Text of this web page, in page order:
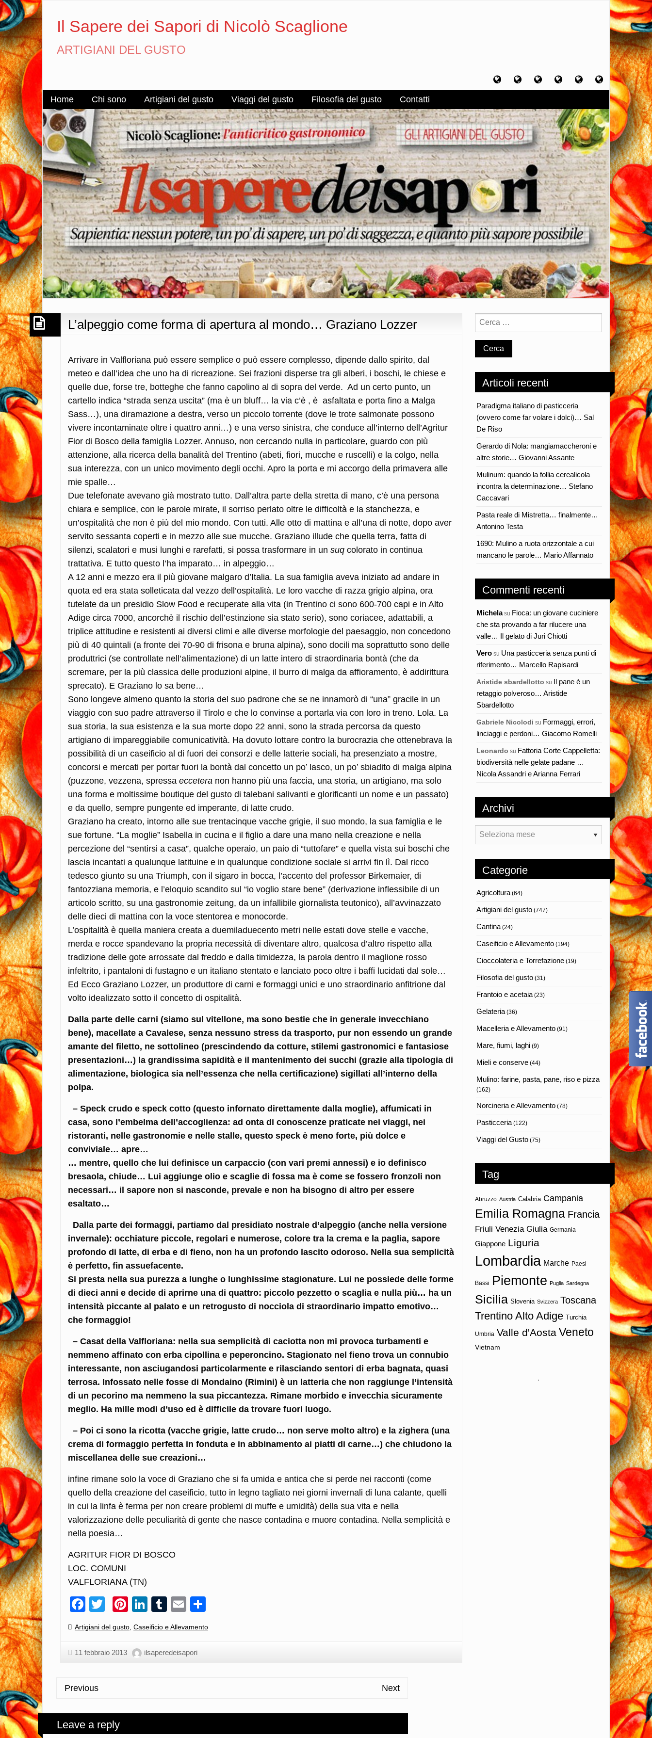
Il Sapere dei Sapori di Nicolò Scaglione
ARTIGIANI DEL GUSTO
Home Chi
sono
Artigiani
del
Viaggi
del
Filosofia
del
Contatti
Home Chi sono Artigiani del gusto Viaggi del gusto Filosofia del gusto Contatti
L’alpeggio come forma di apertura al mondo… Graziano Lozzer
Arrivare in Valfloriana può essere semplice o può essere complesso, dipende dallo spirito, dal
meteo e dall’idea che uno ha di ricreazione. Sei frazioni disperse tra gli alberi, i boschi, le chiese e
quelle due, forse tre, botteghe che fanno capolino al di sopra del verde. Ad un certo punto, un
cartello indica “strada senza uscita” (ma è un bluff… la via c’è , è asfaltata e porta fino a Malga
Sass…), una diramazione a destra, verso un piccolo torrente (dove le trote salmonate possono
vivere incontaminate oltre i quattro anni…) e una verso sinistra, che conduce all’interno dell’Agritur
Fior di Bosco della famiglia Lozzer. Annuso, non cercando nulla in particolare, guardo con più
attenzione, alla ricerca della banalità del Trentino (abeti, fiori, mucche e ruscelli) e la colgo, nella
sua interezza, con un unico movimento degli occhi. Apro la porta e mi accorgo della primavera alle
mie spalle…
Due telefonate avevano già mostrato tutto. Dall’altra parte della stretta di mano, c’è una persona
chiara e semplice, con le parole mirate, il sorriso perlato oltre le difficoltà e la stanchezza, e
un’ospitalità che non è più del mio mondo. Con tutti. Alle otto di mattina e all’una di notte, dopo aver
servito sessanta coperti e in mezzo alle sue mucche. Graziano illude che quella terra, fatta di
silenzi, scalatori e musi lunghi e rarefatti, si possa trasformare in un suq colorato in continua
trattativa. E tutto questo l’ha imparato… in alpeggio…
A 12 anni e mezzo era il più giovane malgaro d’Italia. La sua famiglia aveva iniziato ad andare in
quota ed era stata solleticata dal vezzo dell’ospitalità. Le loro vacche di razza grigio alpina, ora
tutelate da un presidio Slow Food e recuperate alla vita (in Trentino ci sono 600-700 capi e in Alto
Adige circa 7000, ancorchè il rischio dell’estinzione sia stato serio), sono coriacee, adattabili, a
triplice attitudine e resistenti ai diversi climi e alle diverse morfologie del paesaggio, non concedono
più di 40 quintali (a fronte dei 70-90 di frisona e bruna alpina), sono docili ma soprattutto sono delle
produttrici (se controllate nell’alimentazione) di un latte intero di straordinaria bontà (che da
scremare, per la più classica delle produzioni alpine, il burro di malga da affioramento, è addirittura
sprecato). E Graziano lo sa bene…
Sono longeve almeno quanto la storia del suo padrone che se ne innamorò di “una” gracile in un
viaggio con suo padre attraverso il Tirolo e che lo convinse a portarla via con loro in treno. Lola. La
sua storia, la sua esistenza e la sua morte dopo 22 anni, sono la strada percorsa da questo
artigiano di impareggiabile comunicatività. Ha dovuto lottare contro la burocrazia che ottenebrava la
possibilità di un caseificio al di fuori dei consorzi e delle latterie sociali, ha presenziato a mostre,
concorsi e mercati per portar fuori la bontà dal concetto un po’ lasco, un po’ sbiadito di malga alpina
(puzzone, vezzena, spressa eccetera non hanno più una faccia, una storia, un artigiano, ma solo
una forma e moltissime boutique del gusto di talebani salivanti e glorificanti un nome e un passato)
e da quello, sempre pungente ed imperante, di latte crudo.
Graziano ha creato, intorno alle sue trentacinque vacche grigie, il suo mondo, la sua famiglia e le
sue fortune. “La moglie” Isabella in cucina e il figlio a dare una mano nella creazione e nella
percezione del “sentirsi a casa”, qualche operaio, un paio di “tuttofare” e quella vista sui boschi che
lascia incantati a qualunque latituine e in qualunque condizione sociale si arrivi fin lì. Dal ricco
tedesco giunto su una Triumph, con il sigaro in bocca, l’accento del professor Birkemaier, di
fantozziana memoria, e l’eloquio scandito sul “io voglio stare bene” (derivazione inflessibile di un
articolo scritto, su una gastronomie zeitung, da un infallibile giornalista teutonico), all’avvinazzato
delle dieci di mattina con la voce stentorea e monocorde.
L’ospitalità è quella maniera creata a duemiladuecento metri nelle estati dove stelle e vacche,
merda e rocce spandevano la propria necessità di diventare altro, qualcosa d’altro rispetto alla
tradizione delle gote arrossate dal freddo e dalla timidezza, la parola dentro il maglione rosso
infeltrito, i pantaloni di fustagno e un italiano stentato e lanciato poco oltre i baffi lucidati dal sole…
Ed Ecco Graziano Lozzer, un produttore di carni e formaggi unici e uno straordinario anfitrione dal
volto idealizzato sotto il concetto di ospitalità.
Dalla parte delle carni (siamo sul vitellone, ma sono bestie che in generale invecchiano
bene), macellate a Cavalese, senza nessuno stress da trasporto, pur non essendo un grande
amante del filetto, ne sottolineo (prescindendo da cotture, stilemi gastronomici e fantasiose
presentazioni…) la grandissima sapidità e il mantenimento dei succhi (grazie alla tipologia di
alimentazione, biologica sia nell’essenza che nella certificazione) sigillati all’interno della
polpa.
– Speck crudo e speck cotto (questo infornato direttamente dalla moglie), affumicati in
casa, sono l’embelma dell’accoglienza: ad onta di conoscenze praticate nei viaggi, nei
ristoranti, nelle gastronomie e nelle stalle, questo speck è meno forte, più dolce e
conviviale… apre…
… mentre, quello che lui definisce un carpaccio (con vari premi annessi) e io definisco
bresaola, chiude… Lui aggiunge olio e scaglie di fossa ma è come se fossero fronzoli non
necessari… il sapore non si nasconde, prevale e non ha bisogno di altro per essere
esaltato…
Dalla parte dei formaggi, partiamo dal presidiato nostrale d’alpeggio (anche nella versione
invernale): occhiature piccole, regolari e numerose, colore tra la crema e la paglia, sapore
profondo di latte, di erba e di fieno, non ha un profondo lascito odoroso. Nella sua semplicità
è perfetto, fin assuefacente.
Si presta nella sua purezza a lunghe o lunghissime stagionature. Lui ne possiede delle forme
di dieci anni e decide di aprirne una di quattro: piccolo pezzetto o scaglia e nulla più… ha un
intensità piccante al palato e un retrogusto di nocciola di straordinario impatto emotivo…
che formaggio!
– Casat della Valfloriana: nella sua semplicità di caciotta non mi provoca turbamenti e
nemmeno affinato con erba cipollina e peperoncino. Stagionato nel fieno trova un connubio
interessante, non asciugandosi particolarmente e rilasciando sentori di erba bagnata, quasi
terrosa. Infossato nelle fosse di Mondaino (Rimini) è un latteria che non raggiunge l’intensità
di un pecorino ma nemmeno la sua piccantezza. Rimane morbido e invecchia sicuramente
meglio. Ha mille modi d’uso ed è difficile da trovare fuori luogo.
– Poi ci sono la ricotta (vacche grigie, latte crudo… non serve molto altro) e la zighera (una
crema di formaggio perfetta in fonduta e in abbinamento ai piatti di carne…) che chiudono la
miscellanea delle sue creazioni…
infine rimane solo la voce di Graziano che si fa umida e antica che si perde nei racconti (come
quello della creazione del caseificio, tutto in legno tagliato nei giorni invernali di luna calante, quelli
in cui la linfa è ferma per non creare problemi di muffe e umidità) della sua vita e nella
valorizzazione delle peculiarità di gente che nasce contadina e muore contadina. Nella semplicità e
nella poesia…
AGRITUR FIOR DI BOSCO
LOC. COMUNI
VALFLORIANA (TN)
Facebook
TwitterPinterest
LinkedIn
Tumblr
Email
Categories:
Artigiani del gusto Caseificio e Allevamento
11 febbraio 2013 ilsaperedeisapori
Previous Next
Leave a reply
Articoli recenti
Paradigma italiano di pasticceria
(ovvero come far volare i dolci)… Sal
De Riso
Gerardo di Nola: mangiamaccheroni e
altre storie… Giovanni Assante
Mulinum: quando la follia cerealicola
incontra la determinazione… Stefano
Caccavari
Pasta reale di Mistretta… finalmente…
Antonino Testa
1690: Mulino a ruota orizzontale a cui
mancano le parole… Mario Affannato
Commenti recenti
Michelasu Fioca: un giovane cuciniere
che sta provando a far rilucere una
valle… Il gelato di Juri Chiotti
Vero su Una pasticceria senza punti di
riferimento… Marcello Rapisardi
Aristide sbardellotto su Il pane è un
retaggio polveroso… Aristide
Sbardellotto
Gabriele Nicolodi su Formaggi, errori,
linciaggi e perdoni… Giacomo Romelli
Leonardo su Fattoria Corte Cappelletta:
biodiversità nelle gelate padane …
Nicola Assandri e Arianna Ferrari
Archivi
Archivi
Categorie
Agricoltura(64)
Artigiani del gusto (747)
Cantina(24)
Caseificio e Allevamento (194)
Cioccolateria e Torrefazione (19)
Filosofia del gusto (31)
Frantoio e acetaia(23)
Gelateria(36)
Macelleria e Allevamento (91)
Mare, fiumi, laghi (9)
Mieli e conserve (44)
Mulino: farine, pasta, pane, riso e pizza
(162)
Norcineria e Allevamento (78)
Pasticceria(122)
Viaggi del Gusto (75)
Tag
Abruzzo Austria Calabria Campania
Emilia Romagna Francia
Friuli Venezia Giulia Germania
Giappone Liguria
Lombardia Marche Paesi
Bassi Piemonte Puglia Sardegna
Sicilia Slovenia Svizzera Toscana
Trentino Alto Adige Turchia
Umbria Valle d'Aosta Veneto
Vietnam